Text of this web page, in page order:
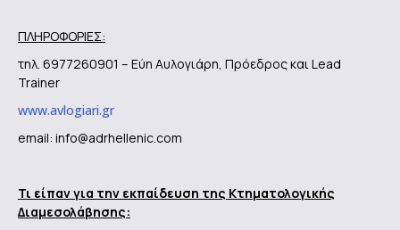
ΠΛΗΡΟΦΟΡΙΕΣ:
τηλ. 6977260901 – Εύη Αυλογιάρη, Πρόεδρος και Lead
Trainer
www.avlogiari.gr
email: info@adrhellenic.com
Τι είπαν για την εκπαίδευση της Κτηματολογικής
Διαμεσολάβησης: